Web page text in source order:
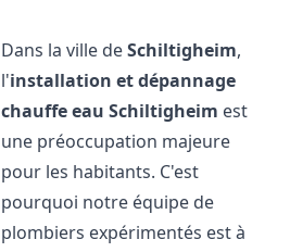
Dans la ville deSchiltigheim,
l'installation et dépannage
chauffe eau Schiltigheim est
une préoccupation majeure
pour les habitants. C'est
pourquoi notre équipe de
plombiers expérimentés est à